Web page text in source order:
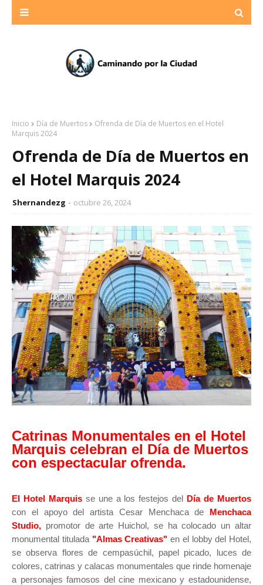
Inicio Día de Muertos
Ofrenda de Día de Muertos en el Hotel
Marquis 2024
Ofrenda de Día de Muertos en
el Hotel Marquis 2024
Shernandezg octubre 26, 2024
Catrinas Monumentales en el Hotel
Marquis celebran el Día de Muertos
con espectacular ofrenda.
El Hotel Marquisse une a los festejos del Día de Muertos
con el apoyo del artista Cesar Menchaca de Menchaca
Studio, promotor de arte Huichol, se ha colocado un altar
monumental titulada "Almas Creativas" en el lobby del Hotel,
se observa flores de cempasúchil, papel picado, luces de
colores, catrinas y calacas monumentales que rinde homenaje
a personajes famosos del cine mexicano y estadounidense,